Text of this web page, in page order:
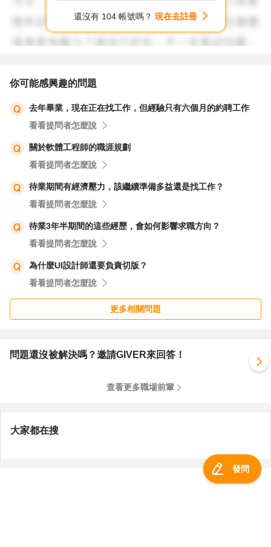
還沒有 104 帳號嗎？ 現在去註冊
你可能感興趣的問題
去年畢業，現在正在找工作，但經驗只有六個月的約聘工作
看看提問者怎麼說
關於軟體工程師的職涯規劃
看看提問者怎麼說
待業期間有經濟壓力，該繼續準備多益還是找工作？
看看提問者怎麼說
待業3年半期間的這些經歷，會如何影響求職方向？
看看提問者怎麼說
為什麼UI設計師還要負責切版？
看看提問者怎麼說
更多相關問題
問題還沒被解決嗎？邀請GIVER來回答！
查看更多職場前輩
大家都在搜
發問